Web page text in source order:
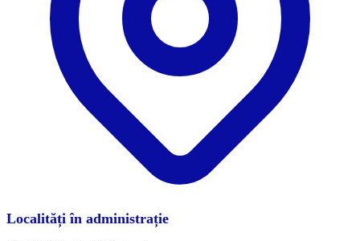
Localități în administrație